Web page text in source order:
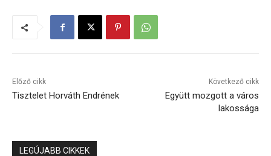
Előző cikk
Tisztelet Horváth Endrének
Következő cikk
Együtt mozgott a város
lakossága
LEGÚJABB CIKKEK